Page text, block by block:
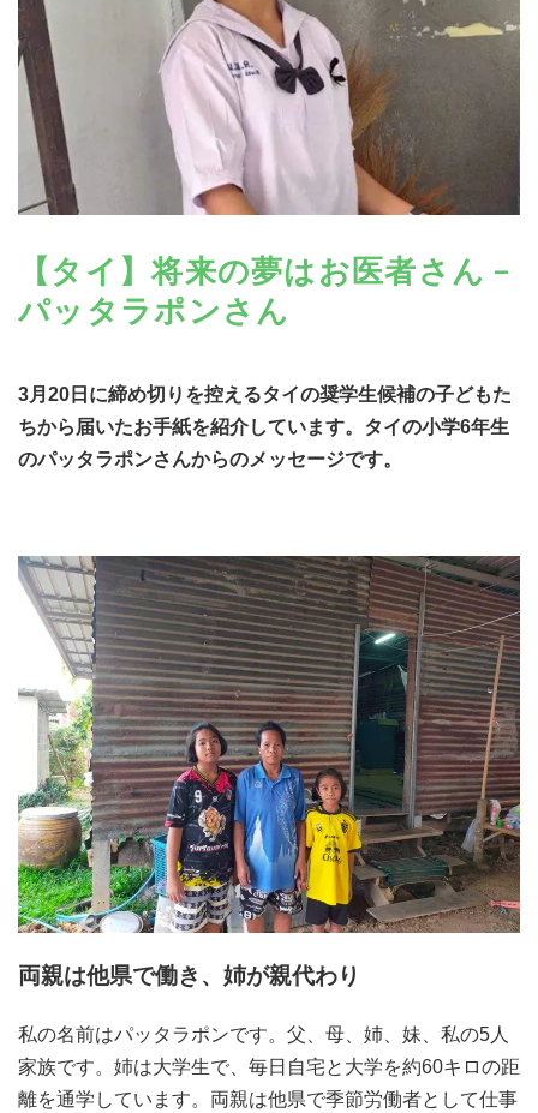
【タイ】将来の夢はお医者さん –
パッタラポンさん
3月20日に締め切りを控えるタイの奨学生候補の子どもた
ちから届いたお手紙を紹介しています。タイの小学6年生
のパッタラポンさんからのメッセージです。
両親は他県で働き、姉が親代わり
私の名前はパッタラポンです。父、母、姉、妹、私の5人
家族です。姉は大学生で、毎日自宅と大学を約60キロの距
離を通学しています。両親は他県で季節労働者として仕事